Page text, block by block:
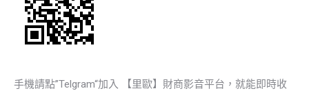
手機請點”Telgram“加入 【里歐】財商影音平台，就能即時收